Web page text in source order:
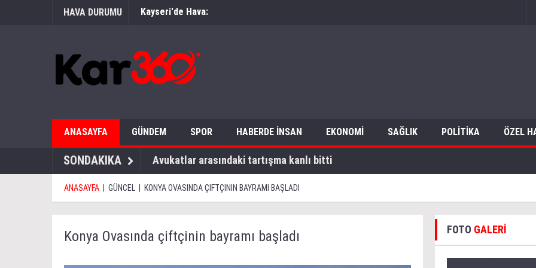
HAVA DURUMU Kayseri'de Hava:
ANASAYFA GÜNDEM SPOR HABERDE İNSAN EKONOMİ SAĞLIK POLİTİKA ÖZEL
SONDAKIKA Avukatlar arasındaki tartışma kanlı bitti
ANASAYFA GÜNCEL KONYA OVASINDA ÇIFTÇININ BAYRAMI BAŞLADI
Konya Ovasında çiftçinin bayramı başladı FOTO GALERİ